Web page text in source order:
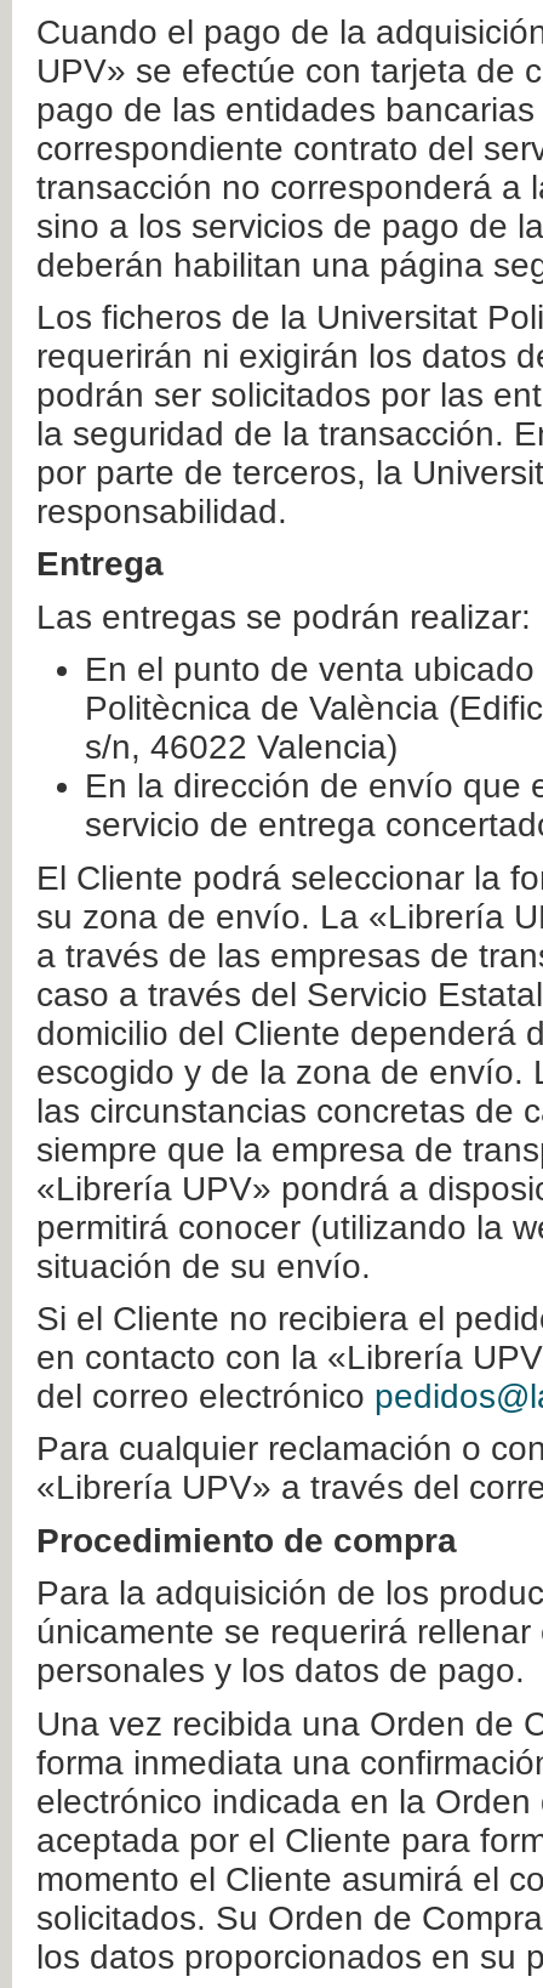
Cuando el pago de la
UPV» se efectúe con tarjeta de
pago de las entidades
correspondiente contrato del
transacción no corresponderá a
sino a los servicios de pago de
deberán habilitan una página
Los ficheros de la Universitat
requerirán ni exigirán los datos
podrán ser solicitados por las
la seguridad de la transacción.
por parte de terceros, la
responsabilidad.
Entrega
Las entregas se podrán realizar:
En el punto de venta
Politècnica de València
s/n, 46022 Valencia)
En la dirección de envío que
servicio de entrega
El Cliente podrá seleccionar la
su zona de envío. La «Librería
a través de las empresas de
caso a través del Servicio
domicilio del Cliente dependerá
escogido y de la zona de envío.
las circunstancias concretas de
siempre que la empresa de
«Librería UPV» pondrá a
permitirá conocer (utilizando la
situación de su envío.
Si el Cliente no recibiera el
en contacto con la «Librería
del correo electrónico
Para cualquier reclamación o
«Librería UPV» a través del
Procedimiento de compra
Para la adquisición de los
únicamente se requerirá
personales y los datos de pago.
Una vez recibida una Orden de
forma inmediata una
electrónico indicada en la
aceptada por el Cliente para
momento el Cliente asumirá el
solicitados. Su Orden de
los datos proporcionados en su